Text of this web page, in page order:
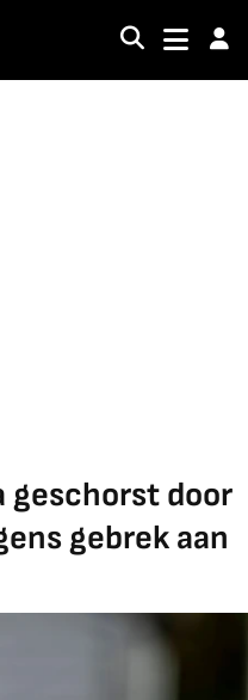
geschorst door
gebrek aan